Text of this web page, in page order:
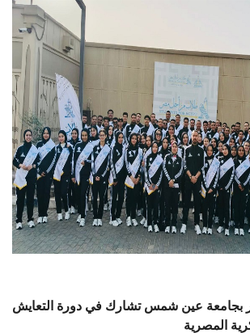
عين شمس تشارك في دورة التعايش
المصرية